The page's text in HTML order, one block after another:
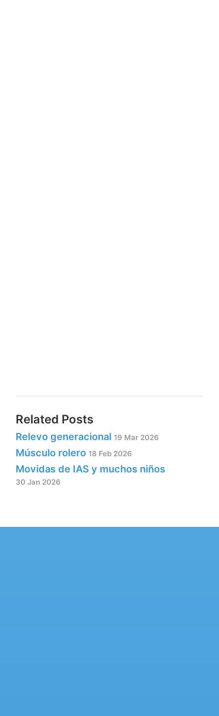
Related Posts
Relevo generacional 19 Mar 2026
Músculo rolero 18 Feb 2026
Movidas de IAS y muchos niños
30 Jan 2026